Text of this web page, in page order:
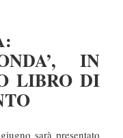
IN
LIBRO DI
sarà presentato